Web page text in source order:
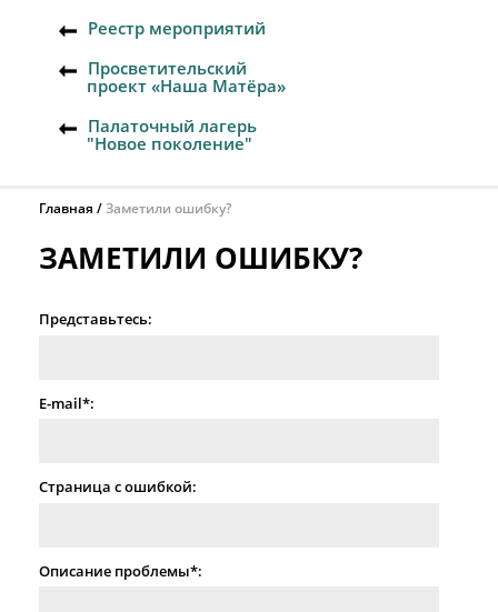
Реестр мероприятий
Просветительский
проект «Наша Матёра»
Палаточный лагерь
"Новое поколение"
Главная Заметили ошибку?
ЗАМЕТИЛИ ОШИБКУ?
Представьтесь:
E-mail*:
Страница с ошибкой:
Описание проблемы*: